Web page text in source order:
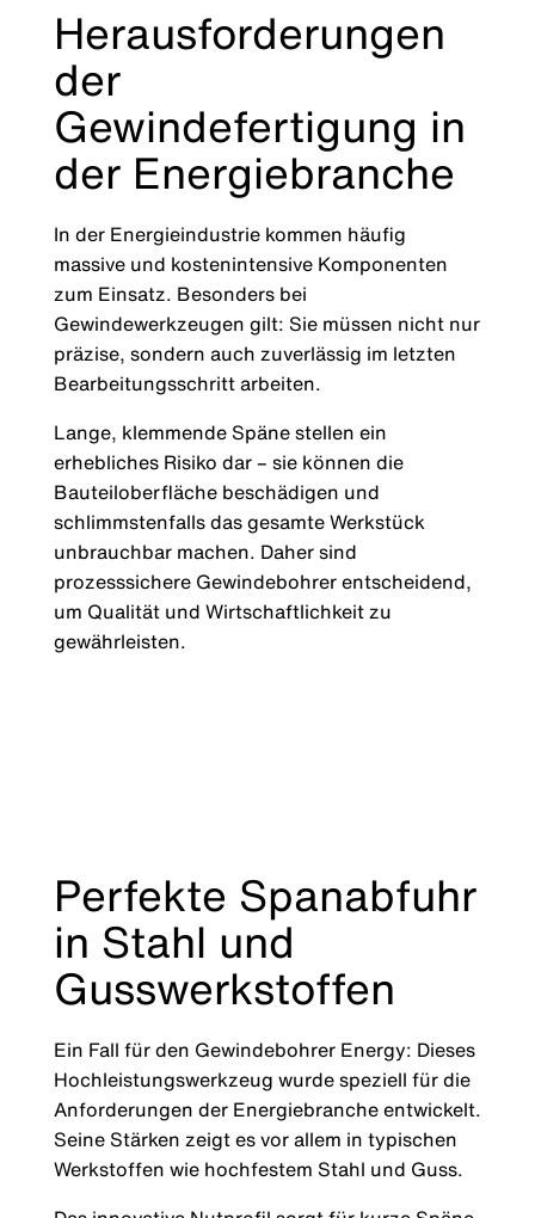
Herausforderungen
der
Gewindefertigung in
der Energiebranche
In der Energieindustrie kommen häufig
massive und kostenintensive Komponenten
zum Einsatz. Besonders bei
Gewindewerkzeugen gilt: Sie müssen nicht nur
präzise, sondern auch zuverlässig im letzten
Bearbeitungsschritt arbeiten.
Lange, klemmende Späne stellen ein
erhebliches Risiko dar – sie können die
Bauteiloberfläche beschädigen und
schlimmstenfalls das gesamte Werkstück
unbrauchbar machen. Daher sind
prozesssichere Gewindebohrer entscheidend,
um Qualität und Wirtschaftlichkeit zu
gewährleisten.
Perfekte Spanabfuhr
in Stahl und
Gusswerkstoffen
Ein Fall für den Gewindebohrer Energy: Dieses
Hochleistungswerkzeug wurde speziell für die
Anforderungen der Energiebranche entwickelt.
Seine Stärken zeigt es vor allem in typischen
Werkstoffen wie hochfestem Stahl und Guss.